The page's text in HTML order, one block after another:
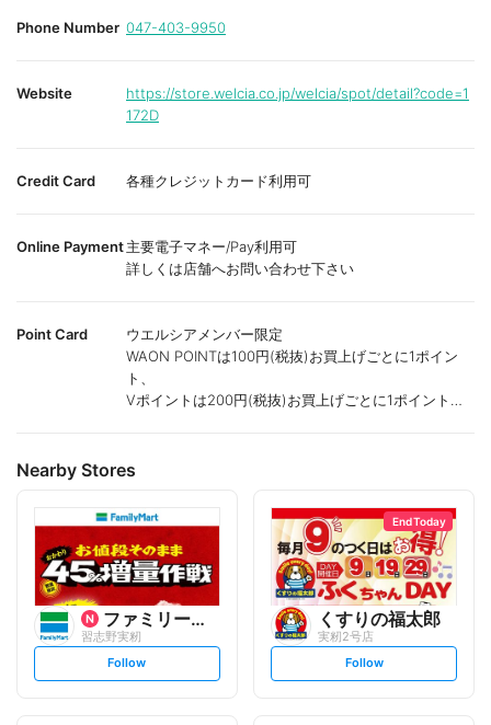
Phone Number 047-403-9950
Website
https://store.welcia.co.jp/welcia/spot/detail?code=1
172D
Credit Card 各種クレジットカード利用可
Online Payment主要電子マネー/Pay利用可
詳しくは店舗へお問い合わせ下さい
Point Card
ウエルシアメンバー限定
WAON POINTは100円(税抜)お買上げごとに1ポイン
ト、
Vポイントは200円(税抜)お買上げごとに1ポイント進
Nearby Stores
ファミリーマート
習志野実籾
s
t
Follow
End Today
くすりの福太郎
実籾2号店
s
t
Follow